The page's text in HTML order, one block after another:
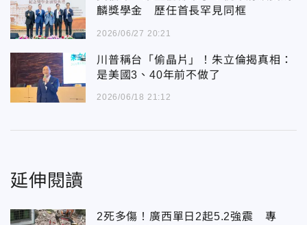
麟獎學金 歷任首長罕見同框
2026/06/27 20:21
川普稱台「偷晶片」！朱立倫揭真相：
是美國3、40年前不做了
2026/06/18 21:12
延伸閱讀
2死多傷！廣西單日2起5.2強震 專